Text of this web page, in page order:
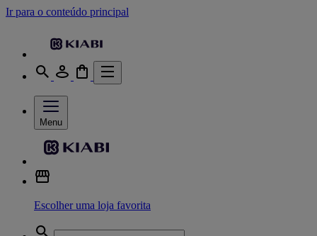
Ir para o conteúdo principal
Menu
Escolher uma loja favorita